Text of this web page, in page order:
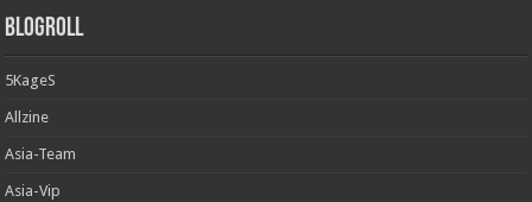
Blogroll
5KageS
Allzine
Asia-Team
Asia-Vip